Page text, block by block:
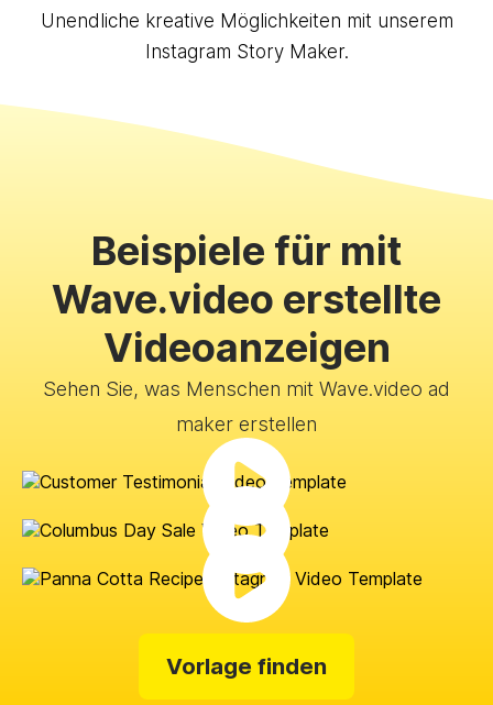
Unendliche kreative Möglichkeiten mit unserem
Instagram Story Maker.
Beispiele für mit
Wave.video erstellte
Videoanzeigen
Sehen Sie, was Menschen mit Wave.video ad
maker erstellen
Vorlage finden